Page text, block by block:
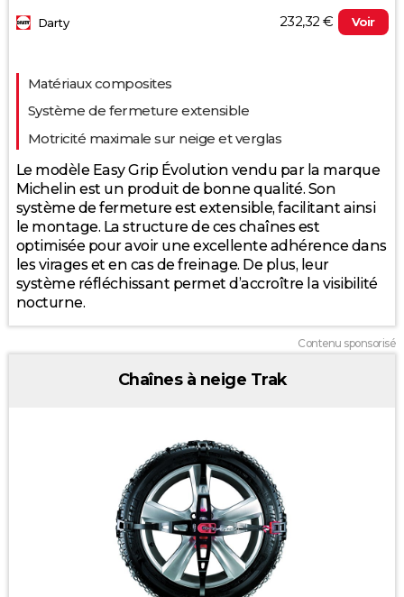
Darty 232,32 € Voir
2025 2026
120
140
160
Matériaux composites
Système de fermeture extensible
Motricité maximale sur neige et verglas
Le modèle Easy Grip Évolution vendu par la marque
Michelin est un produit de bonne qualité. Son
système de fermeture est extensible, facilitant ainsi
le montage. La structure de ces chaînes est
optimisée pour avoir une excellente adhérence dans
les virages et en cas de freinage. De plus, leur
système réfléchissant permet d’accroître la visibilité
nocturne.
Contenu sponsorisé
Chaînes à neige Trak